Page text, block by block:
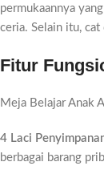
permukaannya
ceria. Selain itu,
Fitur
Meja Belajar Anak
4 Laci
berbagai barang